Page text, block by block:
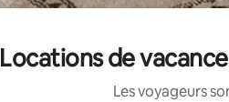
Locations de
Les voyageurs